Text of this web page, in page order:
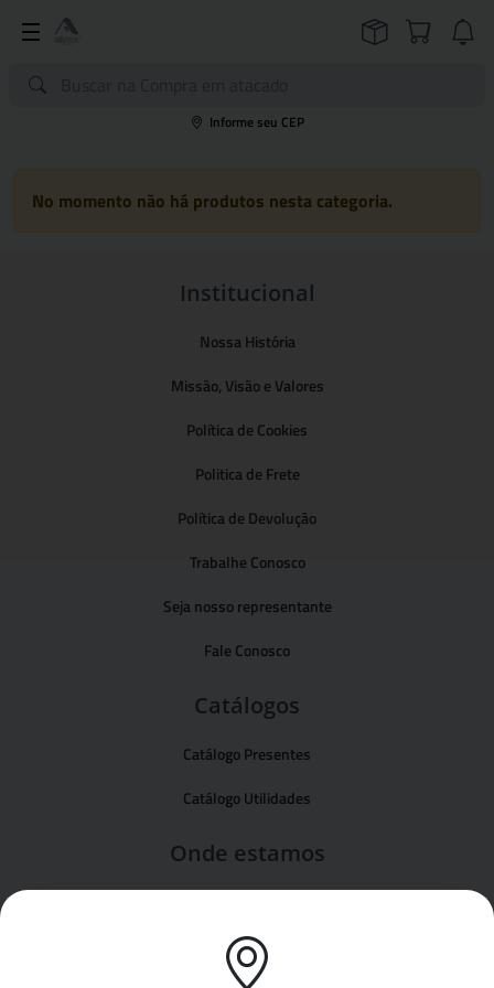
Informe seu CEP
No momento não há produtos nesta categoria.
Institucional
Nossa História
Missão, Visão e Valores
Política de Cookies
Politica de Frete
Política de Devolução
Trabalhe Conosco
Seja nosso representante
Fale Conosco
Catálogos
Catálogo Presentes
Catálogo Utilidades
Onde estamos
Formas de pagamento